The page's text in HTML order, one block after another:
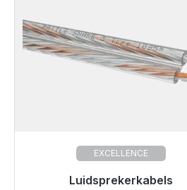
EXCELLENCE
Luidsprekerkabels
Klaar voor onmiddellijke